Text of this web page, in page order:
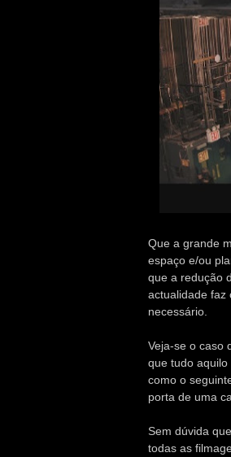
Que a grande
espaço e/ou
que a redução
actualidade faz
necessário.
Veja-se o caso
que tudo
como o
porta de uma
Sem dúvida
todas as